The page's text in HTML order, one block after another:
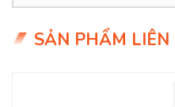
Delivery Free: Miễn
SẢN PHẨM LIÊN